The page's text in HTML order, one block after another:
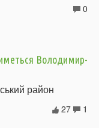
0
Володимир-
район
1
27